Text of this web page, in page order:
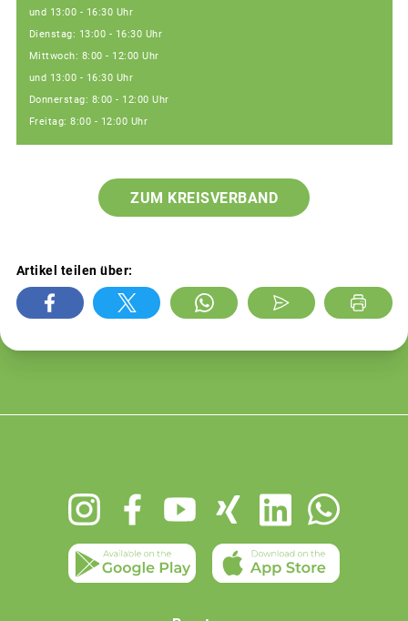
und 13:00 - 16:30 Uhr
Dienstag: 13:00 - 16:30 Uhr
Mittwoch: 8:00 - 12:00 Uhr
und 13:00 - 16:30 Uhr
Donnerstag: 8:00 - 12:00 Uhr
Freitag: 8:00 - 12:00 Uhr
ZUM KREISVERBAND
Artikel teilen über: